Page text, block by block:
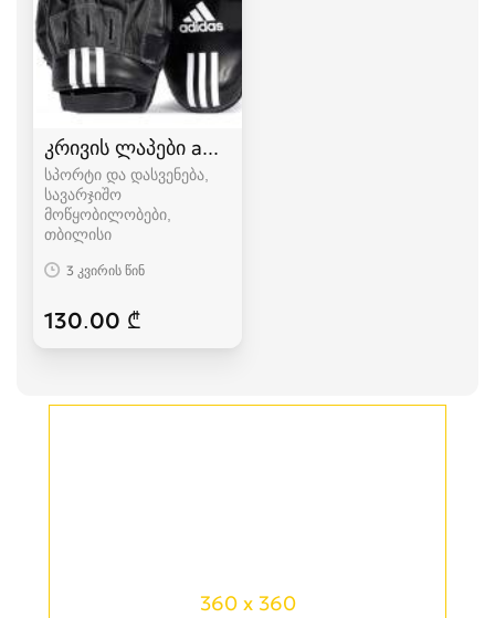
კრივის ლაპები adidas,topten
სპორტი და დასვენება,
სავარჯიშო
მოწყობილობები
თბილისი
3 კვირის წინ
130.00 ₾
360 x 360